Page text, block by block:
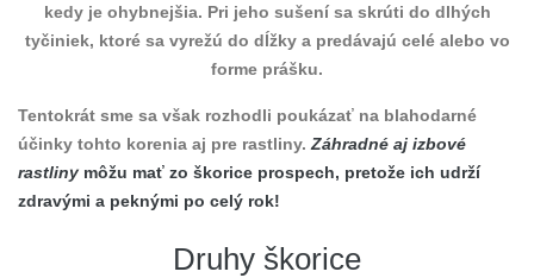
kedy je ohybnejšia. Pri jeho sušení sa skrúti do dlhých
tyčiniek, ktoré sa vyrežú do dĺžky a predávajú celé alebo vo
forme prášku.
Tentokrát sme sa však rozhodli poukázať na blahodarné
účinky tohto korenia aj pre rastliny. Záhradné aj izbové
rastliny môžu mať zo škorice prospech, pretože ich udrží
zdravými a peknými po celý rok!
Druhy škorice